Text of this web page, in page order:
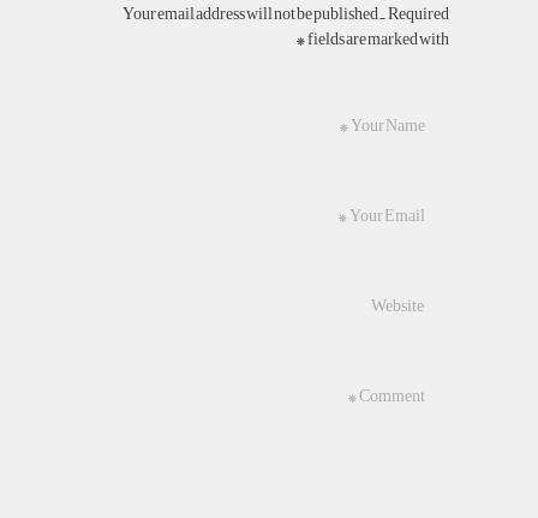
Your email address will not be published. Required
fields are marked with *